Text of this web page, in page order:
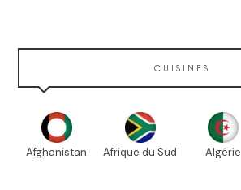
CUISINES
Afghanistan Afrique du Sud Algérie